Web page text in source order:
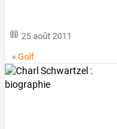
25 août 2011
»Golf